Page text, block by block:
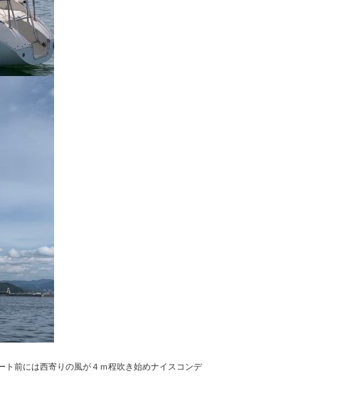
ト前には西寄りの風が４ｍ程吹き始めナイスコンデ